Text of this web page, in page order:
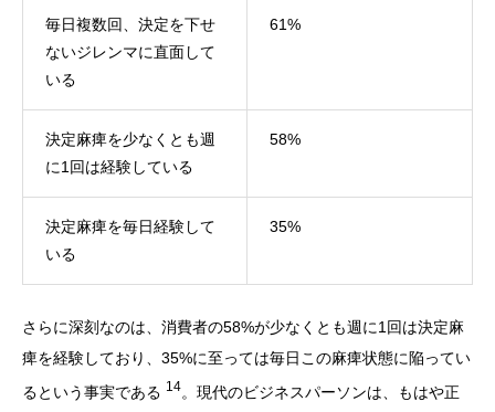
毎日複数回、決定を下せ
ないジレンマに直面して
いる
61%
決定麻痺を少なくとも週
に1回は経験している
58%
決定麻痺を毎日経験して
いる
35%
さらに深刻なのは、消費者の58%が少なくとも週に1回は決定麻
痺を経験しており、35%に至っては毎日この麻痺状態に陥ってい
るという事実である 14。現代のビジネスパーソンは、もはや正